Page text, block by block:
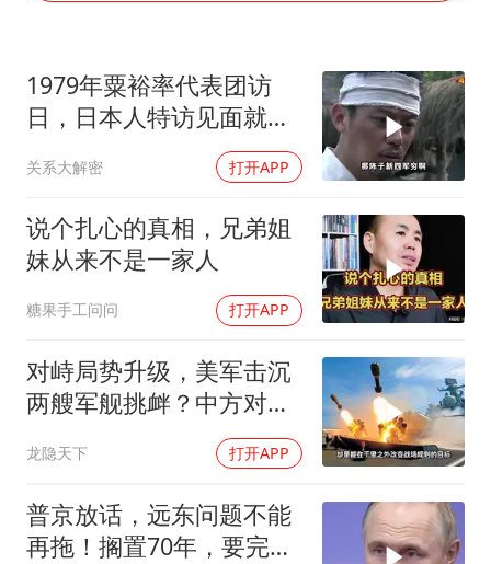
“中国蔬菜之乡”最高温达41.8℃
如何把百年大党建设得更加坚强有力？
1979年粟裕率代表团访
日，日本人特访见面就喊
关系大解密 打开APP
说个扎心的真相，兄弟姐
妹从来不是一家人
糖果手工问问 打开APP
对峙局势升级，美军击沉
两艘军舰挑衅？中方对美
龙隐天下 打开APP
普京放话，远东问题不能
再拖！搁置70年，要完成